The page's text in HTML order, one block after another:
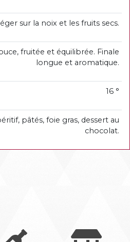
sur la noix et les fruits secs.
fruitée et équilibrée. Finale
longue et aromatique.
16 °
pâtés, foie gras, dessert au
chocolat.